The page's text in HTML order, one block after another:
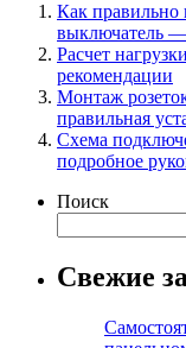
Как
выключатель
Расчет
рекомендации
Монтаж
правильная
Схема
подробное
Поиск
Свежие